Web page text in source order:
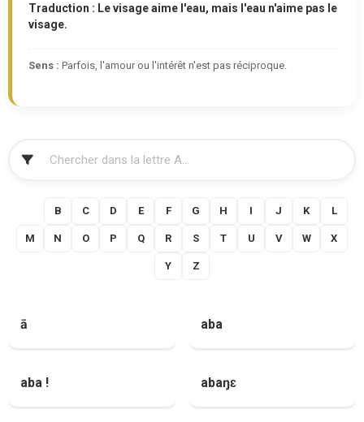
Traduction : Le visage aime l'eau, mais l'eau n'aime pas le
visage.
Sens : Parfois, l'amour ou l'intérêt n'est pas réciproque.
B C D E F G H I J K L
M N O P Q R S T U V W X
Y Z
ā aba
aba ! abaŋɛ